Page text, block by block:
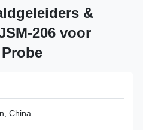
&
206 voor
China